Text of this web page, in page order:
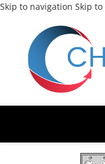
Skip to navigation Skip